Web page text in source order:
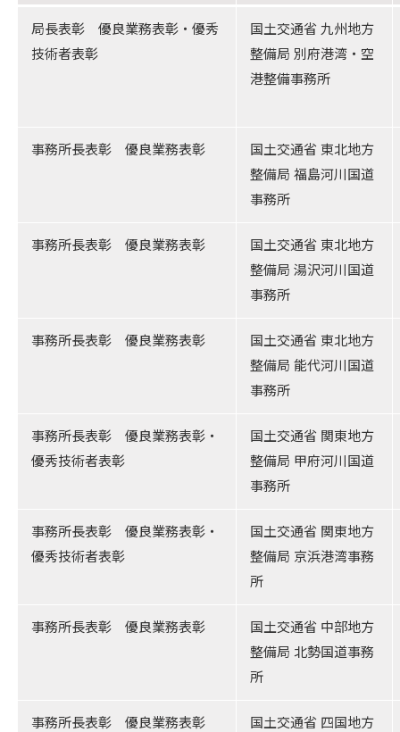
局長表彰 優良業務表彰・優秀
技術者表彰
国土交通省 九州地方
整備局 別府港湾・空
港整備事務所
事務所長表彰 優良業務表彰
国土交通省 東北地方
整備局 福島河川国道
事務所
事務所長表彰 優良業務表彰
国土交通省 東北地方
整備局 湯沢河川国道
事務所
事務所長表彰 優良業務表彰
国土交通省 東北地方
整備局 能代河川国道
事務所
事務所長表彰 優良業務表彰・
優秀技術者表彰
国土交通省 関東地方
整備局 甲府河川国道
事務所
事務所長表彰 優良業務表彰・
優秀技術者表彰
国土交通省 関東地方
整備局 京浜港湾事務
所
事務所長表彰 優良業務表彰
国土交通省 中部地方
整備局 北勢国道事務
所
事務所長表彰 優良業務表彰
国土交通省 四国地方